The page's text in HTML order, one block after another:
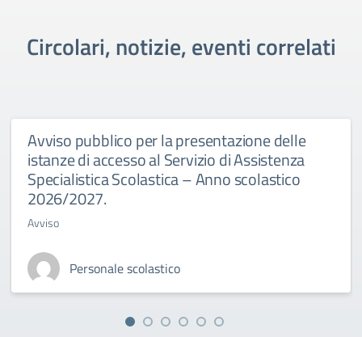
Circolari, notizie, eventi correlati
Avviso pubblico per la presentazione delle
istanze di accesso al Servizio di Assistenza
Specialistica Scolastica – Anno scolastico
2026/2027.
Avviso
Personale scolastico